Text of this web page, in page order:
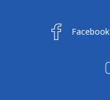
Facebook